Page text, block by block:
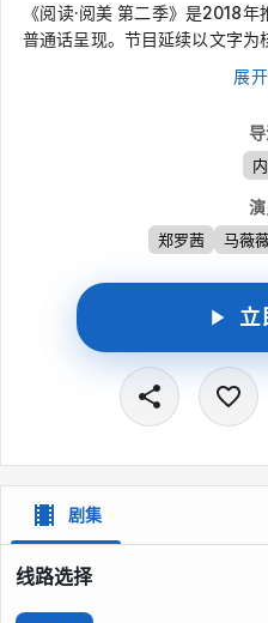
《阅读·阅美 第二季》是2018
普通话呈现。节目延续以文字为
文朗读与人物访谈结合在一起
参与其中，通过分享与朗读，
展
郑罗茜 马薇
立
剧集
线路选择